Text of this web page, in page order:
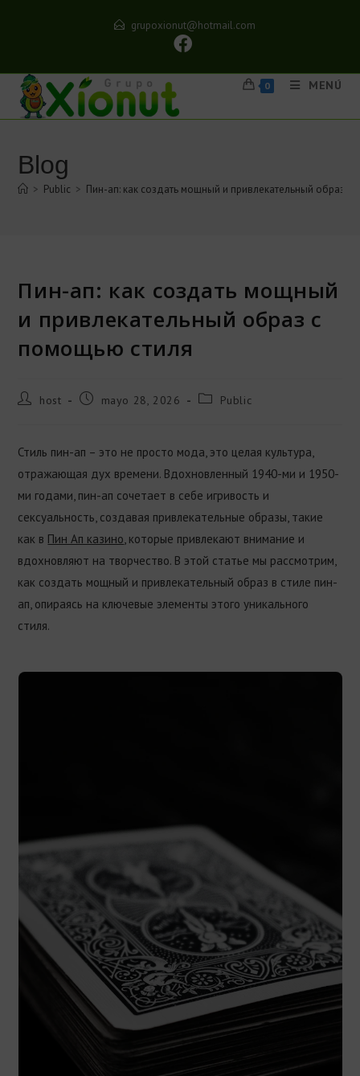
grupoxionut@hotmail.com
0 MENÚ
Blog
> Public > Пин-ап: как создать мощный и привлекательный образ с
Пин-ап: как создать мощный
и привлекательный образ с
помощью стиля
host mayo 28, 2026 Public
Стиль пин-ап – это не просто мода, это целая культура,
отражающая дух времени. Вдохновленный 1940-ми и 1950-
ми годами, пин-ап сочетает в себе игривость и
сексуальность, создавая привлекательные образы, такие
как в Пин Ап казино, которые привлекают внимание и
вдохновляют на творчество. В этой статье мы рассмотрим,
как создать мощный и привлекательный образ в стиле пин-
ап, опираясь на ключевые элементы этого уникального
стиля.